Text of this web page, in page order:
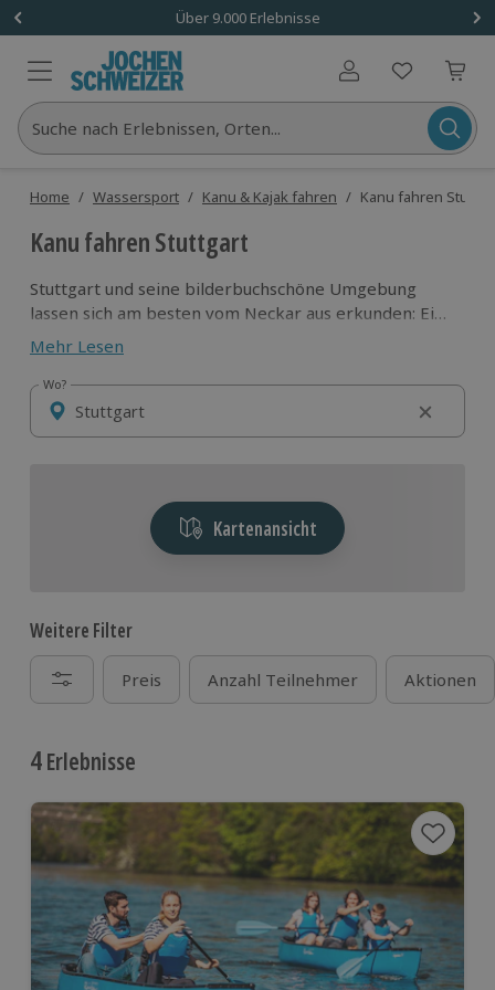
Über 9.000 Erlebnisse
Benutzerkonto
Suche nach Erlebnissen, Orten...
Home / Wassersport / Kanu & Kajak fahren / Kanu fahren
Kanu fahren Stuttgart
Stuttgart und seine bilderbuchschöne Umgebung
lassen sich am besten vom Neckar aus erkunden: Eine
Paddeltour bringt dich durch die baden-
württembergische Hauptstadt, vorbei an grünen
Ufern und Weinbergen, Richtung Heilbronn und
weiter. Egal, ob im Kajak oder im Kanadier, Kanu
fahren in Stuttgart ist das reinste Vergnügen und
actiongeladenen und gemütlichen Bootsausflügen
Mehr Lesen
Wo?
Wo?
Kartenansicht
Weitere Filter
Preis Anzahl Teilnehmer Aktionen
4Erlebnisse